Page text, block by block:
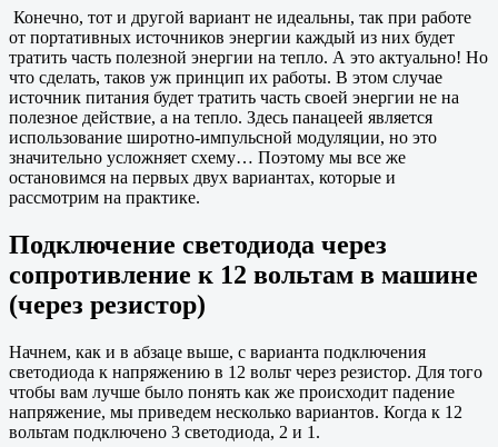
Конечно, тот и другой вариант не идеальны, так при работе
от портативных источников энергии каждый из них будет
тратить часть полезной энергии на тепло. А это актуально! Но
что сделать, таков уж принцип их работы. В этом случае
источник питания будет тратить часть своей энергии не на
полезное действие, а на тепло. Здесь панацеей является
использование широтно-импульсной модуляции, но это
значительно усложняет схему… Поэтому мы все же
остановимся на первых двух вариантах, которые и
рассмотрим на практике.
Подключение светодиода через
сопротивление к 12 вольтам в машине
(через резистор)
Начнем, как и в абзаце выше, с варианта подключения
светодиода к напряжению в 12 вольт через резистор. Для того
чтобы вам лучше было понять как же происходит падение
напряжение, мы приведем несколько вариантов. Когда к 12
вольтам подключено 3 светодиода, 2 и 1.